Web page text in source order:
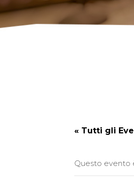
« Tutti gli
Questo evento